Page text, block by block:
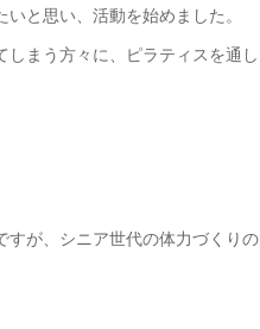
と思い、活動を始めました。
まう方々に、ピラティスを通し
すが、シニア世代の体力づくりの